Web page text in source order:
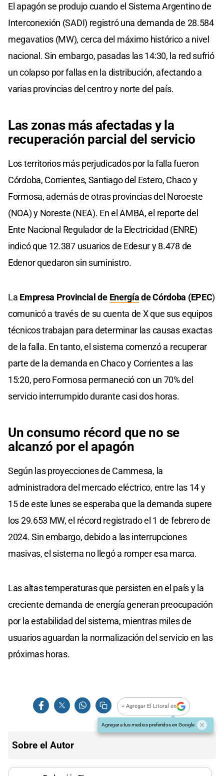
El apagón se produjo cuando el Sistema Argentino de
Interconexión (SADI) registró una demanda de 28.584
megavatios (MW), cerca del máximo histórico a nivel
nacional. Sin embargo, pasadas las 14:30, la red sufrió
un colapso por fallas en la distribución, afectando a
varias provincias del centro y norte del país.
Las zonas más afectadas y la
recuperación parcial del servicio
Los territorios más perjudicados por la falla fueron
Córdoba, Corrientes, Santiago del Estero, Chaco y
Formosa, además de otras provincias del Noroeste
(NOA) y Noreste (NEA). En el AMBA, el reporte del
Ente Nacional Regulador de la Electricidad (ENRE)
indicó que 12.387 usuarios de Edesur y 8.478 de
Edenor quedaron sin suministro.
La Empresa Provincial de Energíade Córdoba (EPEC)
comunicó a través de su cuenta de X que sus equipos
técnicos trabajan para determinar las causas exactas
de la falla. En tanto, el sistema comenzó a recuperar
parte de la demanda en Chaco y Corrientes a las
15:20, pero Formosa permaneció con un 70% del
servicio interrumpido durante casi dos horas.
Un consumo récord que no se
alcanzó por el apagón
Según las proyecciones de Cammesa, la
administradora del mercado eléctrico, entre las 14 y
15 de este lunes se esperaba que la demanda supere
los 29.653 MW, el récord registrado el 1 de febrero de
2024. Sin embargo, debido a las interrupciones
masivas, el sistema no llegó a romper esa marca.
Las altas temperaturas que persisten en el país y la
creciente demanda de energía generan preocupación
por la estabilidad del sistema, mientras miles de
usuarios aguardan la normalización del servicio en las
próximas horas.
+ Agregar El Litoral en
Agregar a tus medios preferidos en Google
Sobre el Autor